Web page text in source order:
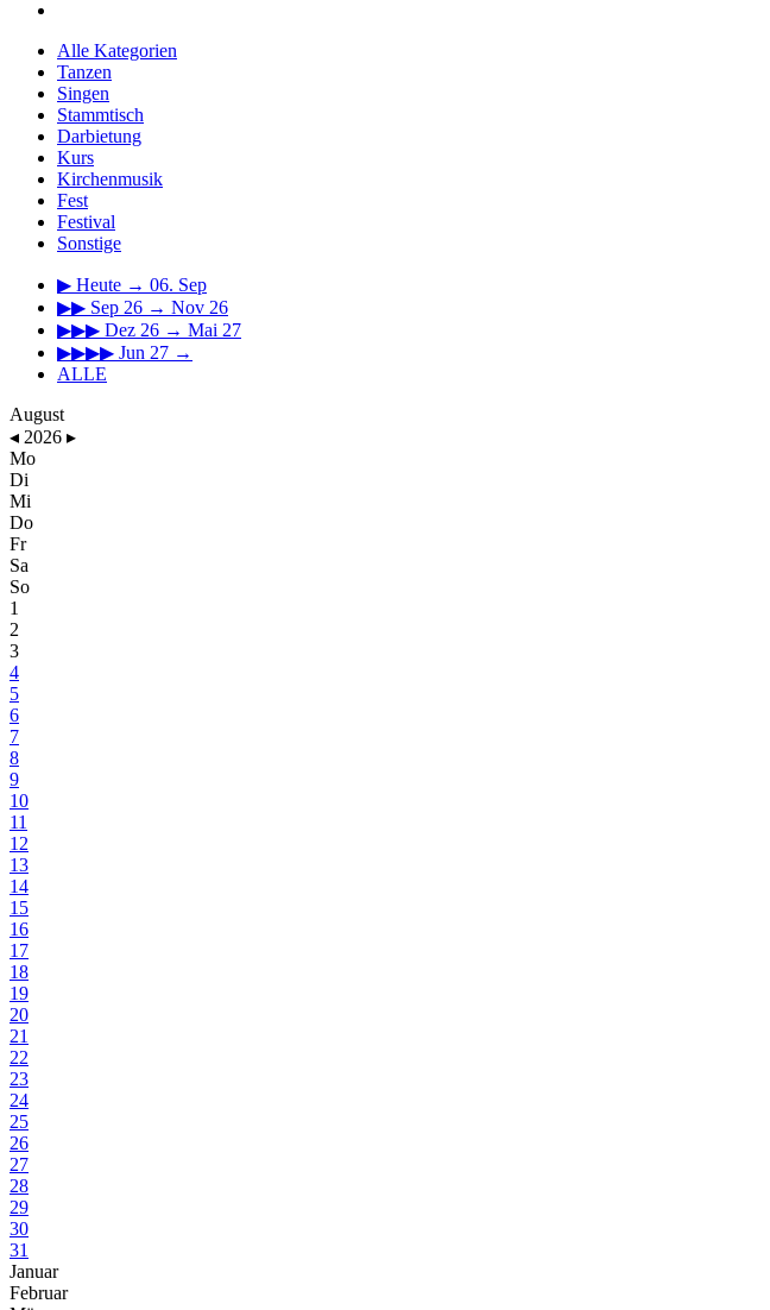
Alle Kategorien
Tanzen
Singen
Stammtisch
Darbietung
Kurs
Kirchenmusik
Fest
Festival
Sonstige
▶ Heute → 06. Sep
▶▶ Sep 26 → Nov 26
▶▶▶ Dez 26 → Mai 27
▶▶▶▶ Jun 27 →
ALLE
August
◂ 2026 ▸
Mo
Di
Mi
Do
Fr
Sa
So
1
2
3
4
5
6
7
8
9
10
11
12
13
14
15
16
17
18
19
20
21
22
23
24
25
26
27
28
29
30
31
Januar
Februar